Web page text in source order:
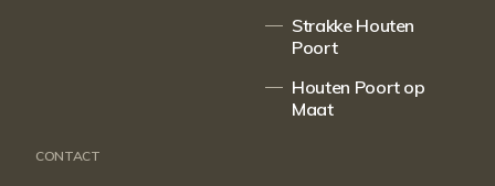
Strakke Houten
Poort
Houten Poort op
Maat
CONTACT